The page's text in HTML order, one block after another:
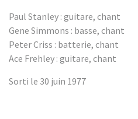
Paul Stanley : guitare, chant
Gene Simmons : basse, chant
Peter Criss : batterie, chant
Ace Frehley : guitare, chant
Sorti le 30 juin 1977